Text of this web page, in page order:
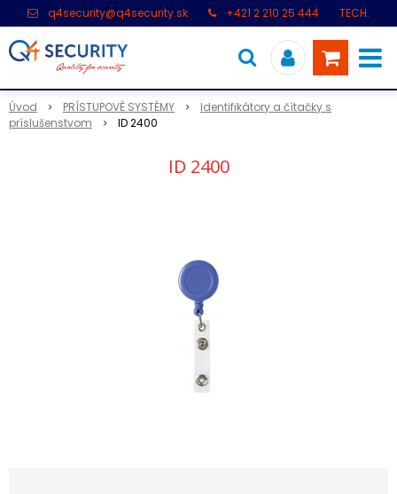
q4security@q4security.sk +421 2 210 25 444
TECH.
Úvod PRÍSTUPOVÉ SYSTÉMY
Identifikátory a čítačky s
príslušenstvom
ID 2400
ID 2400